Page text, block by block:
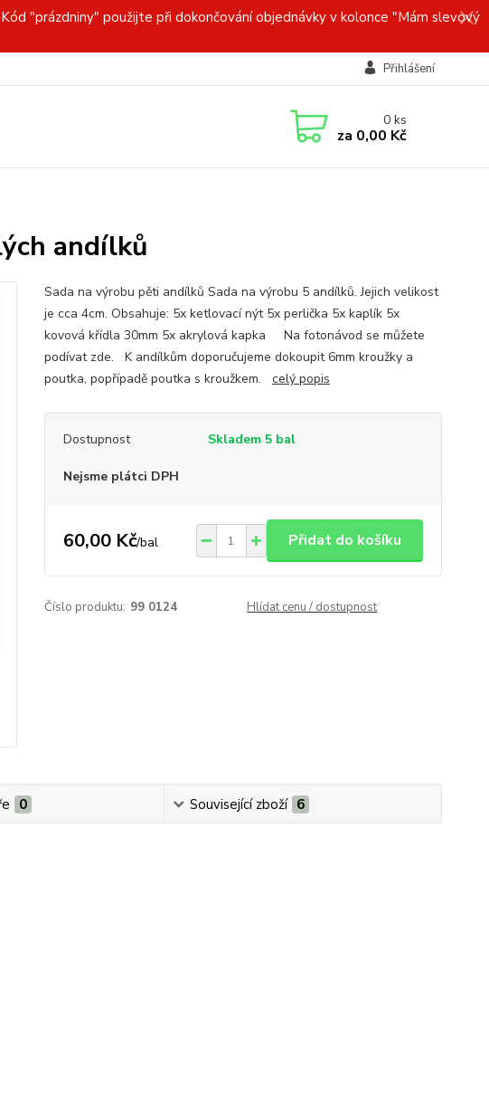
"prázdniny" použijte při dokončování objednávky v kolonce "Mám slevový
Přihlášení
0ks
za 0,00 Kč
andílků
Sada na výrobu pěti andílků Sada na výrobu 5 andílků. Jejich velikost
je cca 4cm. Obsahuje: 5x ketlovací nýt 5x perlička 5x kaplík 5x
kovová křídla 30mm 5x akrylová kapka Na fotonávod se můžete
podívat zde. K andílkům doporučujeme dokoupit 6mm kroužky a
poutka, popřípadě poutka s kroužkem. celý popis
Dostupnost Skladem 5 bal
Nejsme plátci DPH
60,00 Kč/bal Přidat do košíku
Číslo produktu: 99 0124 Hlídat cenu / dostupnost
0 Související zboží 6